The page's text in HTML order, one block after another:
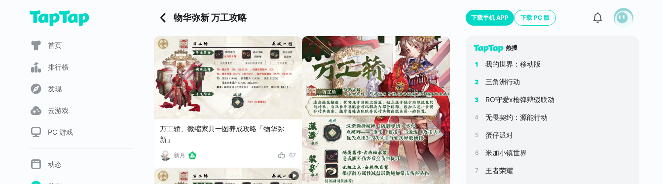
首页
排行榜
发现
云游戏
PC 游戏
动态
物华弥新 万工攻略
万工轿、微缩家具一图养成攻略「物华弥
新」
新月 67
下载手机 APP 下载 PC 版
热搜
1 我的世界：移动版
2 三角洲行动
3 RO守爱x枪弹辩驳联动
4 无畏契约：源能行动
5 蛋仔派对
6 米加小镇世界
7 王者荣耀